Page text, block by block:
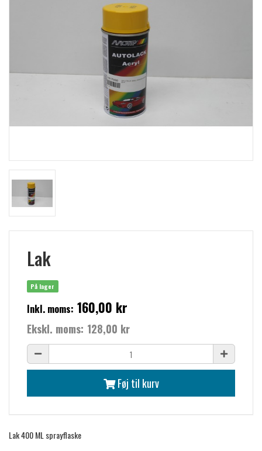
Lak
På lager
Inkl. moms: 160,00 kr
Ekskl. moms: 128,00 kr
Føj til kurv
Lak 400 ML sprayflaske